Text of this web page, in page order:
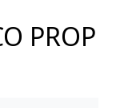
PROP